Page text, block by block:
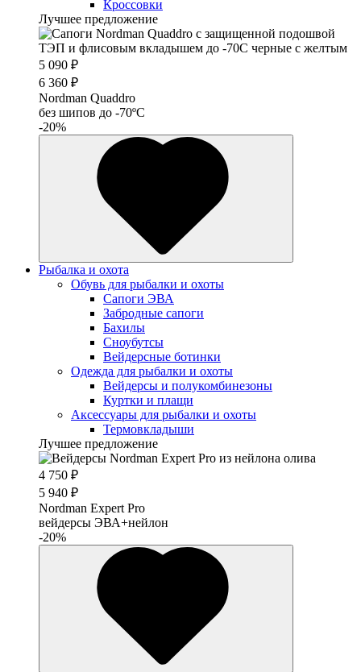
Кроссовки
Лучшее предложение
5 090 ₽
6 360 ₽
Nordman Quaddro
без шипов до -70ºС
-20%
Рыбалка и охота
Обувь для рыбалки и охоты
Сапоги ЭВА
Забродные сапоги
Бахилы
Сноубутсы
Вейдерсные ботинки
Одежда для рыбалки и охоты
Вейдерсы и полукомбинезоны
Куртки и плащи
Аксессуары для рыбалки и охоты
Термовкладыши
Лучшее предложение
4 750 ₽
5 940 ₽
Nordman Expert Pro
вейдерсы ЭВА+нейлон
-20%